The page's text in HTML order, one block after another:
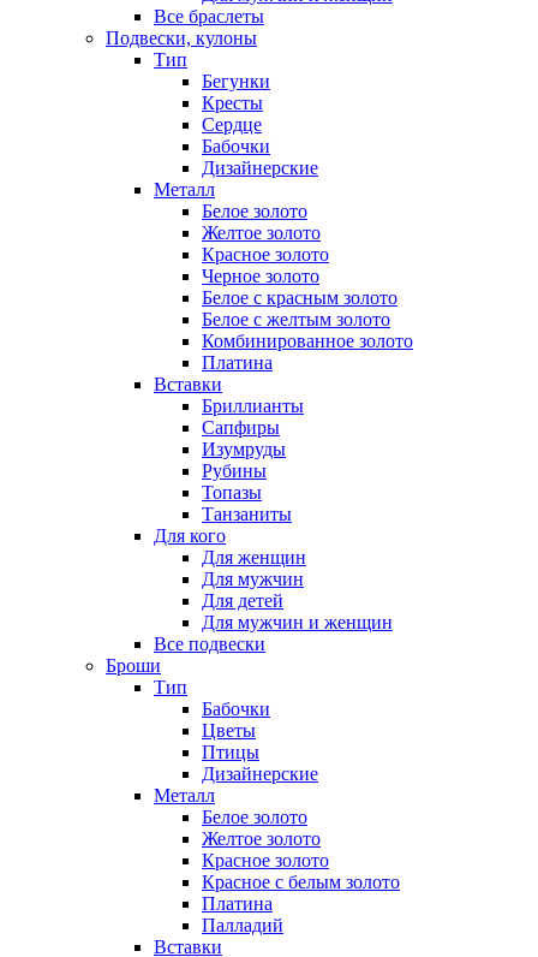
Все браслеты
Подвески, кулоны
Тип
Бегунки
Кресты
Сердце
Бабочки
Дизайнерские
Металл
Белое золото
Желтое золото
Красное золото
Черное золото
Белое с красным золото
Белое с желтым золото
Комбинированное золото
Платина
Вставки
Бриллианты
Сапфиры
Изумруды
Рубины
Топазы
Танзаниты
Для кого
Для женщин
Для мужчин
Для детей
Для мужчин и женщин
Все подвески
Броши
Тип
Бабочки
Цветы
Птицы
Дизайнерские
Металл
Белое золото
Желтое золото
Красное золото
Красное с белым золото
Платина
Палладий
Вставки